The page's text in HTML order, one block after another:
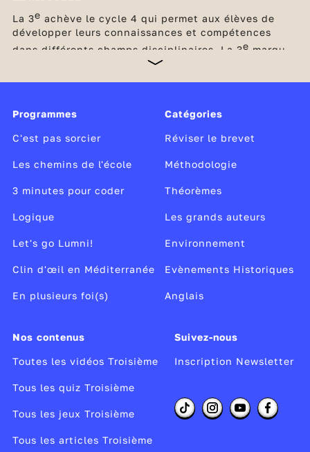
La 3e achève le cycle 4 qui permet aux élèves de
développer leurs connaissances et compétences
dans différents champs disciplinaires. La 3e marque
un tournant, car elle clôt le collège et prépare le
élèves de découvrir concrètement le monde du
travail lors d’un stage d’observation en entreprise et
de réfléchir à leurs envies de métier.
Programmes
C'est pas sorcier
Les chemins de l'école
3 minutes pour coder
Logique
Let's go Lumni!
Clin d'œil en Méditerranée
En plusieurs foi(s)
Catégories
Réviser le brevet
Méthodologie
Théorèmes
Les grands auteurs
Environnement
Evènements Historiques
Anglais
Nos contenus
Toutes les vidéos Troisième
Tous les quiz Troisième
Tous les jeux Troisième
Tous les articles Troisième
Suivez-nous
Inscription Newsletter